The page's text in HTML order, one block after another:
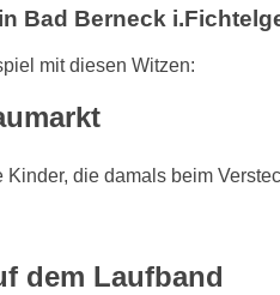
Bad Berneck
mit diesen Witzen:
Kinder, die damals beim
dem Laufband